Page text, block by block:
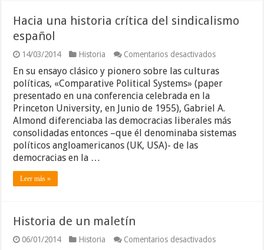
Hacia una historia crítica del sindicalismo
español
14/03/2014 Historia Comentarios desactivadosen
una
historia
sindicalismo
español
En su ensayo clásico y pionero sobre las culturas
políticas, «Comparative Political Systems» (paper
presentado en una conferencia celebrada en la
Princeton University, en Junio de 1955), Gabriel A.
Almond diferenciaba las democracias liberales más
consolidadas entonces –que él denominaba sistemas
políticos angloamericanos (UK, USA)- de las
democracias en la …
Leer más »
Historia de un maletín
06/01/2014 Historia Comentarios desactivadosen